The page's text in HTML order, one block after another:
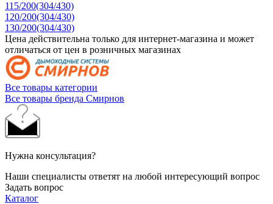
115/200(304/430)
120/200(304/430)
130/200(304/430)
Цена действительна только для интернет-магазина и может
отличаться от цен в розничных магазинах
Все товары категории
Все товары бренда Смирнов
Нужна консультация?
Наши специалисты ответят на любой интересующий вопрос
Задать вопрос
Каталог